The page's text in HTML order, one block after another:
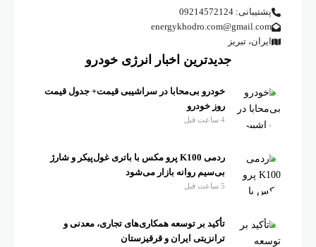
پشتیبانی: 09214572124
energykhodro.com@gmail.com
ایران، تبریز
جدیدترین اخبار انرژی خودرو
خودرو بی‌محابا در سراشیبی قیمت+ جدول قیمت
روز خودرو
4 ساعت قبل
ردمی K100 پرو مکس با باتری غول‌پیکر و شارژ
بی‌سیم روانه بازار می‌شود
5 ساعت قبل
تأکید بر توسعه همکاری‌های تجاری، معدنی و
ترانزیتی ایران و قرقیزستان